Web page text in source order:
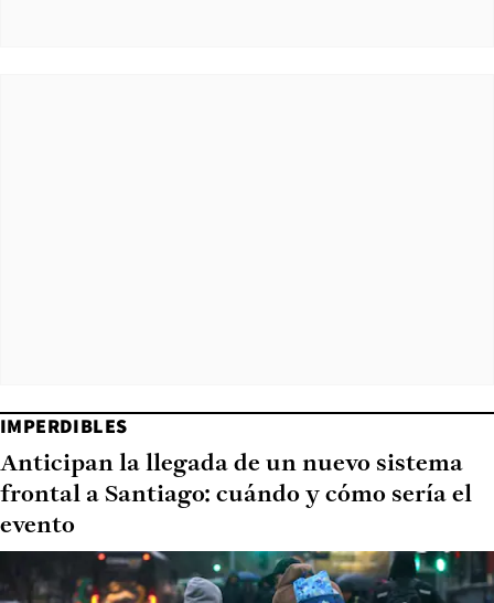
IMPERDIBLES
Anticipan la llegada de un nuevo sistema
frontal a Santiago: cuándo y cómo sería el
evento